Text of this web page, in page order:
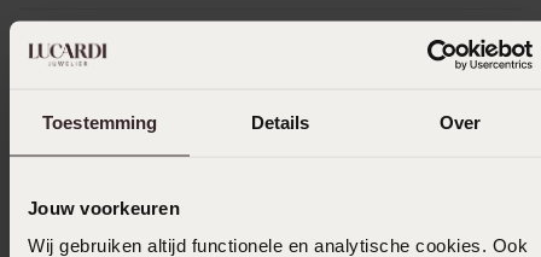
Toestemming Details Over
Jouw voorkeuren
Wij gebruiken altijd functionele en analytische cookies. Ook
Ik ga akkoord met de
voor speciale
Selecteer maat & bestel
Ook leuk voor jou